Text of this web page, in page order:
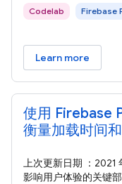
Codelab 的示例代码
codelab-perf-rc-
Codelab Firebase
Learn more
使用 Firebase
衡量加载时间
上次更新日期 ：2021
影响用户体验的关键